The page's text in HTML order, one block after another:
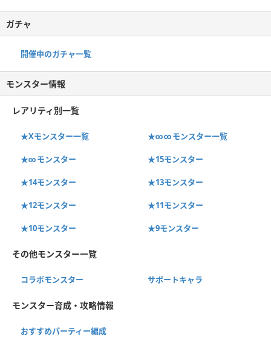
ガチャ
開催中のガチャ一覧
モンスター情報
レアリティ別一覧
★Xモンスター一覧 ★∞∞モンスター一覧
★∞モンスター ★15モンスター
★14モンスター ★13モンスター
★12モンスター ★11モンスター
★10モンスター ★9モンスター
その他モンスター一覧
コラボモンスター サポートキャラ
モンスター育成・攻略情報
おすすめパーティー編成